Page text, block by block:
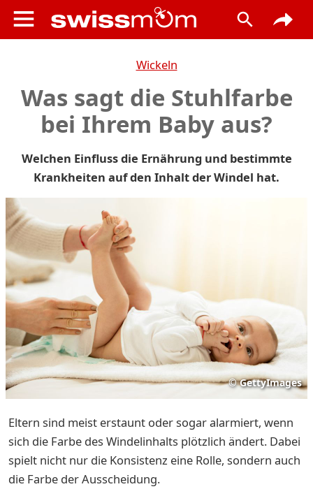
Wickeln
Was sagt die Stuhlfarbe
bei Ihrem Baby aus?
Welchen Einfluss die Ernährung und bestimmte
Krankheiten auf den Inhalt der Windel hat.
© GettyImages
Eltern sind meist erstaunt oder sogar alarmiert, wenn
sich die Farbe des Windelinhalts plötzlich ändert. Dabei
spielt nicht nur die Konsistenz eine Rolle, sondern auch
die Farbe der Ausscheidung.